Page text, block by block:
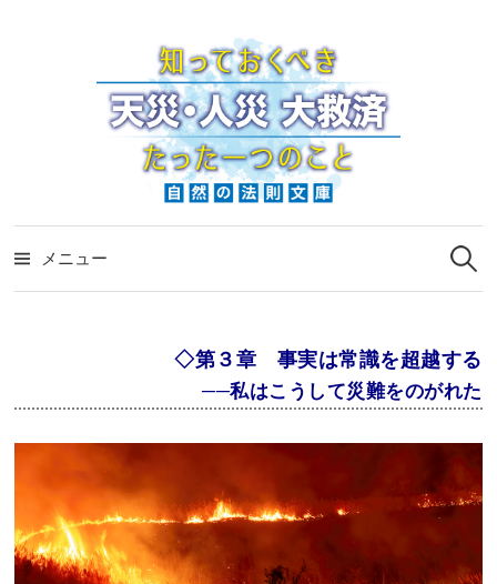
ッ
プ
メニュー
索:
◇第３章 事実は常識を超越する
──私はこうして災難をのがれた